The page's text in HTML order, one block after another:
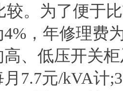
较。为了便于
，年修理费
、低压开关
7.7元/kVA计